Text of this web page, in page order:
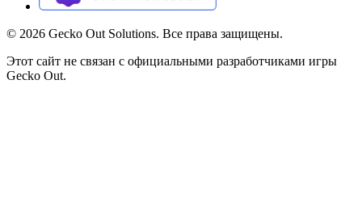
© 2026 Gecko Out Solutions. Все права защищены.
Этот сайт не связан с официальными разработчиками игры
Gecko Out.